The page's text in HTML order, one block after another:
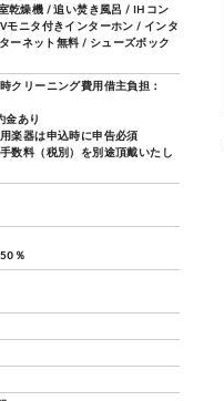
乾燥機 / 追い焚き風呂 / IHコン
モニタ付きインターホン / インタ
ーネット無料 / シューズボック
クリーニング費用借主負担：
金あり
楽器は申込時に申告必須
数料（税別）を別途頂戴いたし
％